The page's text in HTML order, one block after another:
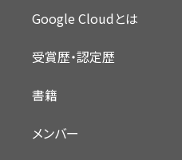
Google Cloudとは
受賞歴・認定歴
書籍
メンバー